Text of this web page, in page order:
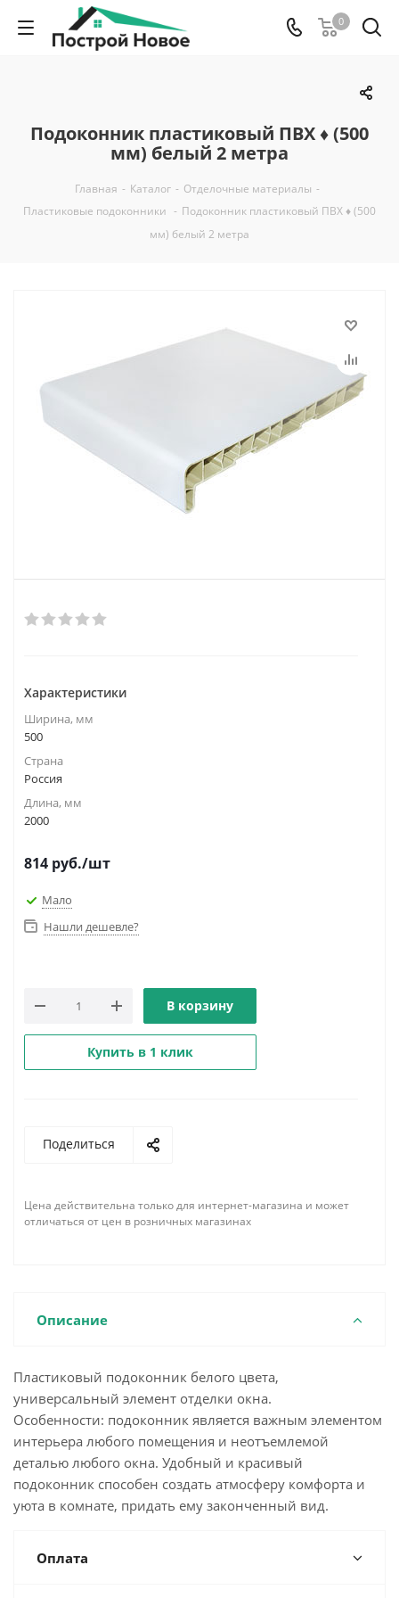
0
Подоконник пластиковый ПВХ ♦ (500
мм) белый 2 метра
Главная - Каталог - Отделочные материалы -
Пластиковые подоконники - Подоконник пластиковый ПВХ ♦ (500
мм) белый 2 метра
Характеристики
Ширина, мм
500
Страна
Россия
Длина, мм
2000
814 руб./шт
Мало
Нашли дешевле?
В корзину
Купить в 1 клик
Поделиться
Цена действительна только для интернет-магазина и может
отличаться от цен в розничных магазинах
Описание
Пластиковый подоконник белого цвета,
универсальный элемент отделки окна.
Особенности: подоконник является важным элементом
интерьера любого помещения и неотъемлемой
деталью любого окна. Удобный и красивый
подоконник способен создать атмосферу комфорта и
уюта в комнате, придать ему законченный вид.
Оплата